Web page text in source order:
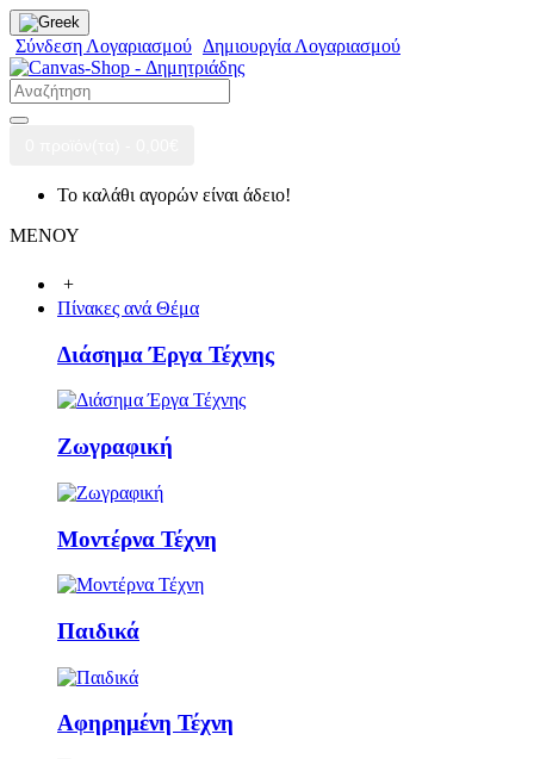
Σύνδεση Λογαριασμού Δημιουργία Λογαριασμού
Το καλάθι αγορών είναι άδειο!
ΜΕΝΟΥ
+
Πίνακες ανά Θέμα
Διάσημα Έργα Τέχνης
Ζωγραφική
Μοντέρνα Τέχνη
Παιδικά
Αφηρημένη Τέχνη